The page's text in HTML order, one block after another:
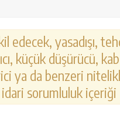
edecek, yasadışı,
küçük düşürücü,
ya da benzeri
sorumluluk